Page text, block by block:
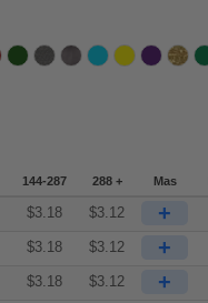
144-287 288 + Mas
$3.18 $3.12 +
$3.18 $3.12 +
$3.18 $3.12 +